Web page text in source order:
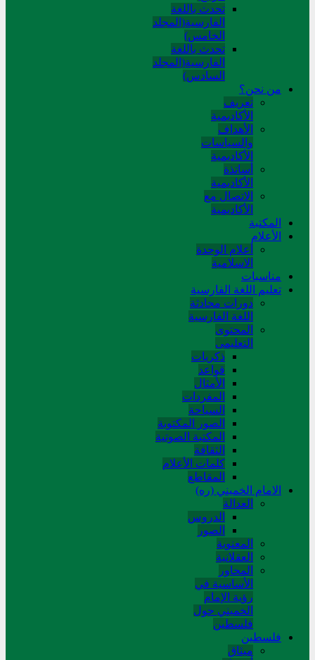
تحدث باللغة
الفارسية(المجلد
الخامس)
تحدث باللغة
الفارسية(المجلد
السادس)
من نحن؟
تعريف
الأكاديمية
الأهداف
والسياسات
الأكاديمية
أساتذة
الأكاديمية
الاتصال مع
الأكاديمية
المکتبة
الأعلام
أعلام الوحدة
الاسلامية
مناسبات
تعلیم اللغة الفارسیة
دورات محادثة
اللغة الفارسیة
المحتوی
التعلیمی
ذکریات
قواعد
الأمثال
المفردات
السیاحة
الصور المکتوبة
المکتبة الصوتیة
الثقافة
کلمات الأعلام
المقاطع
الامام الخميني (ره)
العدالة
الدروس
الصور
المعنوية
العقلانية
المحاور
الأساسیة في
رؤیة الإمام
الخمیني حول
فلسطین
فلسطین
میثاق